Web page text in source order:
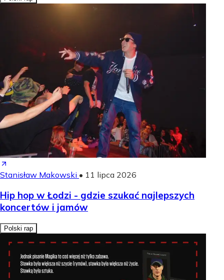
Stanisław Makowski • 11 lipca 2026
Hip hop w Łodzi - gdzie szukać najlepszych
koncertów i jamów
Polski rap